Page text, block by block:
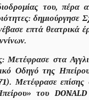
του, πέρα
δημιούργησε
επτά θεατρικά
Μετέφρασε στα
Οδηγό της
Μετέφρασε επίσης
του